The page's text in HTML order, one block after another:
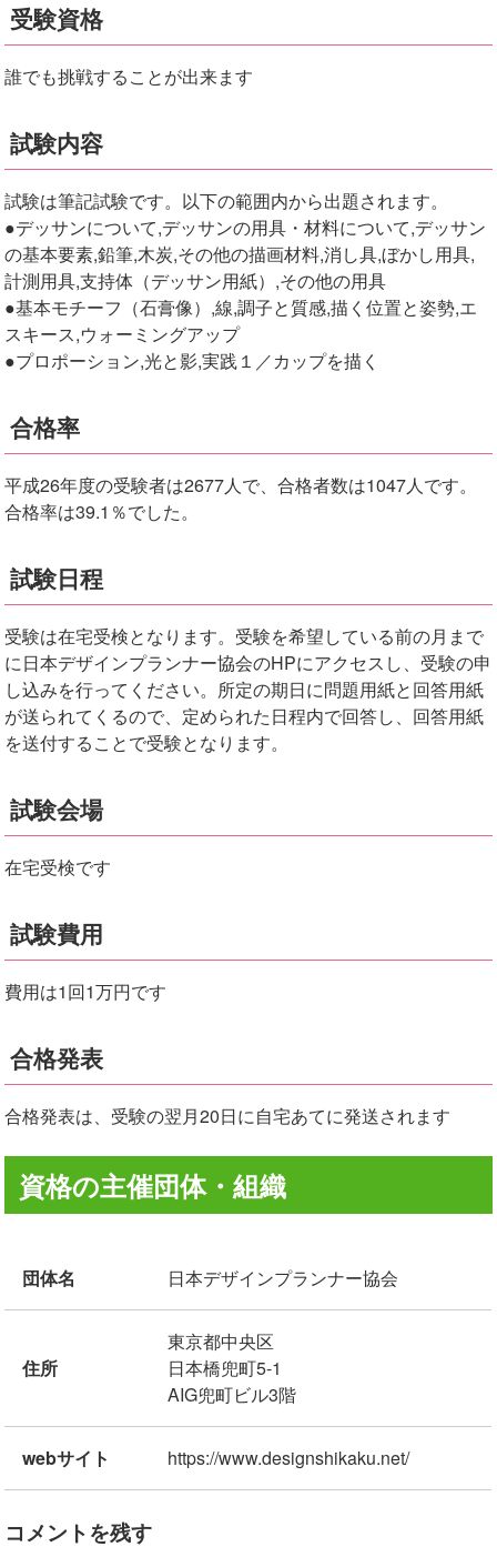
受験資格
誰でも挑戦することが出来ます
試験内容
試験は筆記試験です。以下の範囲内から出題されます。
●デッサンについて,デッサンの用具・材料について,デッサン
の基本要素,鉛筆,木炭,その他の描画材料,消し具,ぼかし用具,
計測用具,支持体（デッサン用紙）,その他の用具
●基本モチーフ（石膏像）,線,調子と質感,描く位置と姿勢,エ
スキース,ウォーミングアップ
●プロポーション,光と影,実践１／カップを描く
合格率
平成26年度の受験者は2677人で、合格者数は1047人です。
合格率は39.1％でした。
試験日程
受験は在宅受検となります。受験を希望している前の月まで
に日本デザインプランナー協会のHPにアクセスし、受験の申
し込みを行ってください。所定の期日に問題用紙と回答用紙
が送られてくるので、定められた日程内で回答し、回答用紙
を送付することで受験となります。
試験会場
在宅受検です
試験費用
費用は1回1万円です
合格発表
合格発表は、受験の翌月20日に自宅あてに発送されます
資格の主催団体・組織
団体名 日本デザインプランナー協会
住所
東京都中央区
日本橋兜町5-1
AIG兜町ビル3階
webサイト https://www.designshikaku.net/
コメントを残す